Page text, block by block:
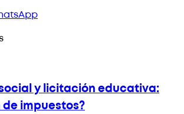
y licitación educativa:
impuestos?